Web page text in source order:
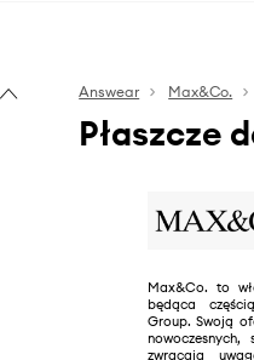
Answear Max&Co.
Płaszcze
Max&Co. to
będąca
Group. Swoją
zwracają